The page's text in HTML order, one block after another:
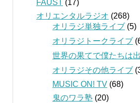
FAUST (17)
オリエンタルラジオ (268)
オリラジ単独ライブ (5)
オリラジトークライブ
世界の果てで僕たちは
オリラジその他ライブ
MUSIC ON! TV (68)
鬼のワラ塾 (20)